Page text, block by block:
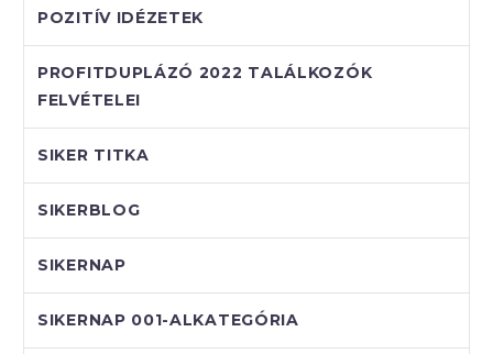
POZITÍV IDÉZETEK
PROFITDUPLÁZÓ 2022 TALÁLKOZÓK
FELVÉTELEI
SIKER TITKA
SIKERBLOG
SIKERNAP
SIKERNAP 001-ALKATEGÓRIA